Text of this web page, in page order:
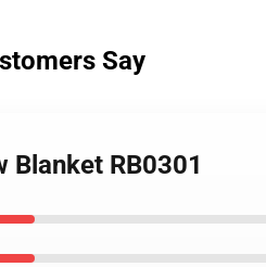
Say
Blanket RB0301